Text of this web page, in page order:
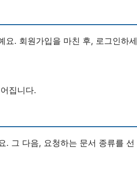
요. 회원가입을 마친 후, 로그인하세
집니다.
. 그 다음, 요청하는 문서 종류를 선